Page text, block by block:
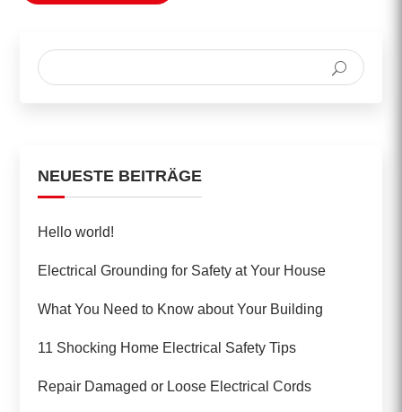
NEUESTE BEITRÄGE
Hello world!
Electrical Grounding for Safety at Your House
What You Need to Know about Your Building
11 Shocking Home Electrical Safety Tips
Repair Damaged or Loose Electrical Cords